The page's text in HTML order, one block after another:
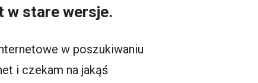
w stare wersje.
w poszukiwaniu
i czekam na jakąś